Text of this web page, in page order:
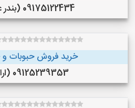
09175122434 (بندر عباس)
خرید فروش حبوبات و
09125239353 (اراک )